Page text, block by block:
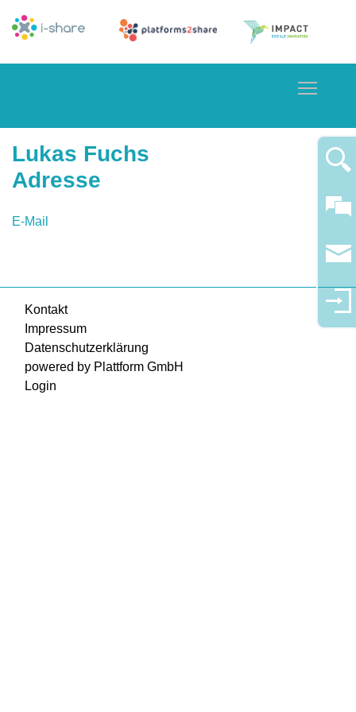
Lukas Fuchs
Adresse
E-Mail
Kontakt
Impressum
Datenschutzerklärung
powered by Plattform GmbH
Login